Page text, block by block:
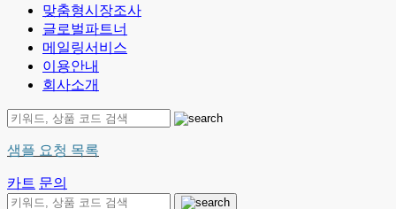
맞춤형시장조사
글로벌파트너
메일링서비스
이용안내
회사소개
샘플 요청 목록
카트 문의